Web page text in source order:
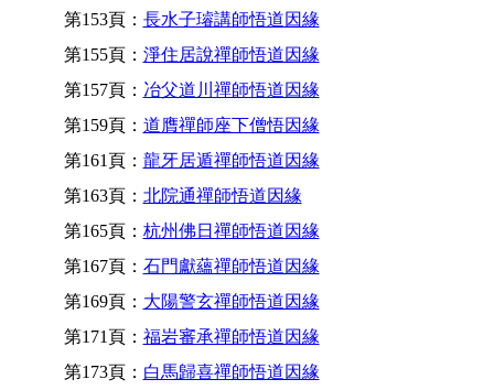
第153頁： 長水子璿講師悟道因緣
第155頁： 淨住居說禪師悟道因緣
第157頁： 冶父道川禪師悟道因緣
第159頁： 道膺禪師座下僧悟因緣
第161頁： 龍牙居遁禪師悟道因緣
第163頁： 北院通禪師悟道因緣
第165頁： 杭州佛日禪師悟道因緣
第167頁： 石門獻蘊禪師悟道因緣
第169頁： 大陽警玄禪師悟道因緣
第171頁： 福岩審承禪師悟道因緣
第173頁： 白馬歸喜禪師悟道因緣